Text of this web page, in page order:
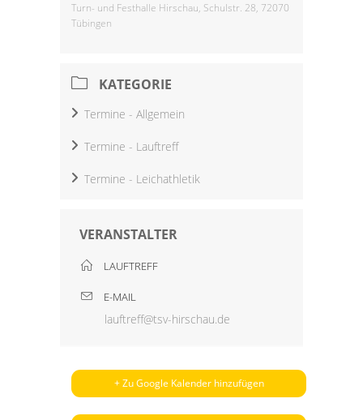
Turn- und Festhalle Hirschau, Schulstr. 28, 72070
Tübingen
KATEGORIE
Termine - Allgemein
Termine - Lauftreff
Termine - Leichathletik
VERANSTALTER
LAUFTREFF
E-MAIL
lauftreff@tsv-hirschau.de
+ Zu Google Kalender hinzufügen